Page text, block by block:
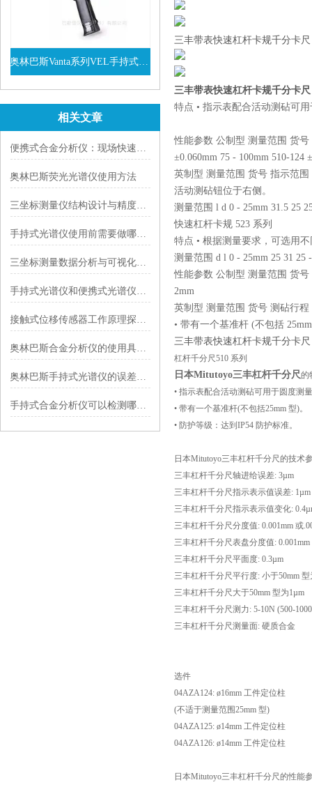
奥林巴斯Vanta系列VEL手持式XRF光谱仪
查看详情
相关文章
便携式合金分析仪：现场快速金属成分检测的高科技神器
奥林巴斯荧光光谱仪使用方法
三坐标测量仪结构设计与精度保障技术|以 Mitutoyo LEGEX 系列为例
手持式光谱仪使用前需要做哪些必要的检查
三坐标测量数据分析与可视化解读指南
手持式光谱仪和便携式光谱仪有什么区别
接触式位移传感器工作原理探析：从LVDT到电位计式
奥林巴斯合金分析仪的使用具备哪些优势
奥林巴斯手持式光谱仪的误差来源与避免
手持式合金分析仪可以检测哪些元素？
三丰带表快速杠杆卡规千分卡
三丰带表快速杠杆卡规千分卡尺
特点 • 指示表配合活动测砧可
性能参数 公制型 测量范围 货号
±0.060mm 75 - 100mm 510-
英制型 测量范围 货号 指示范围
活动测砧钮位于右侧。
测量范围 l d 0 - 25mm 31.5 25
快速杠杆卡规 523 系列
特点 • 根据测量要求，可选用
测量范围 d l 0 - 25mm 25 31 25
性能参数 公制型 测量范围 货号
2mm
英制型 测量范围 货号 测砧行程
• 带有一个基准杆 (不包括
三丰带表快速杠杆卡规千分卡
杠杆千分尺510 系列
日本Mitutoyo三丰杠杆千分尺的
• 指示表配合活动测砧可用于圆度测
• 带有一个基准杆(不包括25mm 型)。
• 防护等级：达到IP54 防护标准。
日本Mitutoyo三丰杠杆千分尺的技术
三丰杠杆千分尺轴进给误差: 3µm
三丰杠杆千分尺指示表示值误差: 1µm
三丰杠杆千分尺指示表示值变化:
三丰杠杆千分尺分度值: 0.001mm 或
三丰杠杆千分尺表盘分度值: 0.001mm
三丰杠杆千分尺平面度: 0.3µm
三丰杠杆千分尺平行度: 小于50mm 型
三丰杠杆千分尺大于50mm 型为1µm
三丰杠杆千分尺测力: 5-10N (500-
三丰杠杆千分尺测量面: 硬质合金
选件
04AZA124: ø16mm 工件定位柱
(不适于测量范围25mm 型)
04AZA125: ø14mm 工件定位柱
04AZA126: ø14mm 工件定位柱
日本Mitutoyo三丰杠杆千分尺的性能